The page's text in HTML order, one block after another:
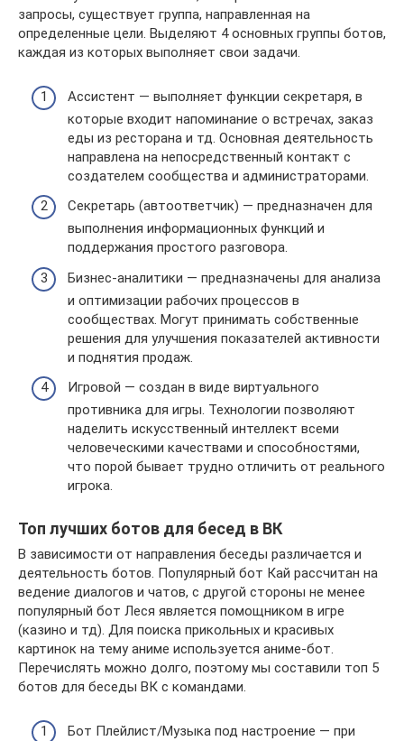
запросы, существует группа, направленная на
определенные цели. Выделяют 4 основных группы ботов,
каждая из которых выполняет свои задачи.
Ассистент — выполняет функции секретаря, в
которые входит напоминание о встречах, заказ
еды из ресторана и тд. Основная деятельность
направлена на непосредственный контакт с
создателем сообщества и администраторами.
Секретарь (автоответчик) — предназначен для
выполнения информационных функций и
поддержания простого разговора.
Бизнес-аналитики — предназначены для анализа
и оптимизации рабочих процессов в
сообществах. Могут принимать собственные
решения для улучшения показателей активности
и поднятия продаж.
Игровой — создан в виде виртуального
противника для игры. Технологии позволяют
наделить искусственный интеллект всеми
человеческими качествами и способностями,
что порой бывает трудно отличить от реального
игрока.
Топ лучших ботов для бесед в ВК
В зависимости от направления беседы различается и
деятельность ботов. Популярный бот Кай рассчитан на
ведение диалогов и чатов, с другой стороны не менее
популярный бот Леся является помощником в игре
(казино и тд). Для поиска прикольных и красивых
картинок на тему аниме используется аниме-бот.
Перечислять можно долго, поэтому мы составили топ 5
ботов для беседы ВК с командами.
Бот Плейлист/Музыка под настроение — при